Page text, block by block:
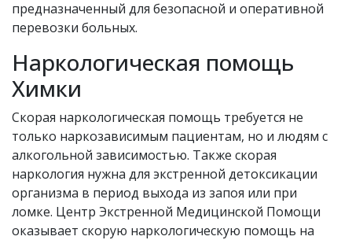
предназначенный для безопасной и оперативной
перевозки больных.
Наркологическая помощь
Химки
Скорая наркологическая помощь требуется не
только наркозависимым пациентам, но и людям с
алкогольной зависимостью. Также скорая
наркология нужна для экстренной детоксикации
организма в период выхода из запоя или при
ломке. Центр Экстренной Медицинской Помощи
оказывает скорую наркологическую помощь на